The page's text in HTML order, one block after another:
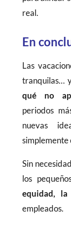
real.
En
Las
tranquilas…
qué no
periodos
nuevas
simplemente
Sin
los
equidad,
empleados.